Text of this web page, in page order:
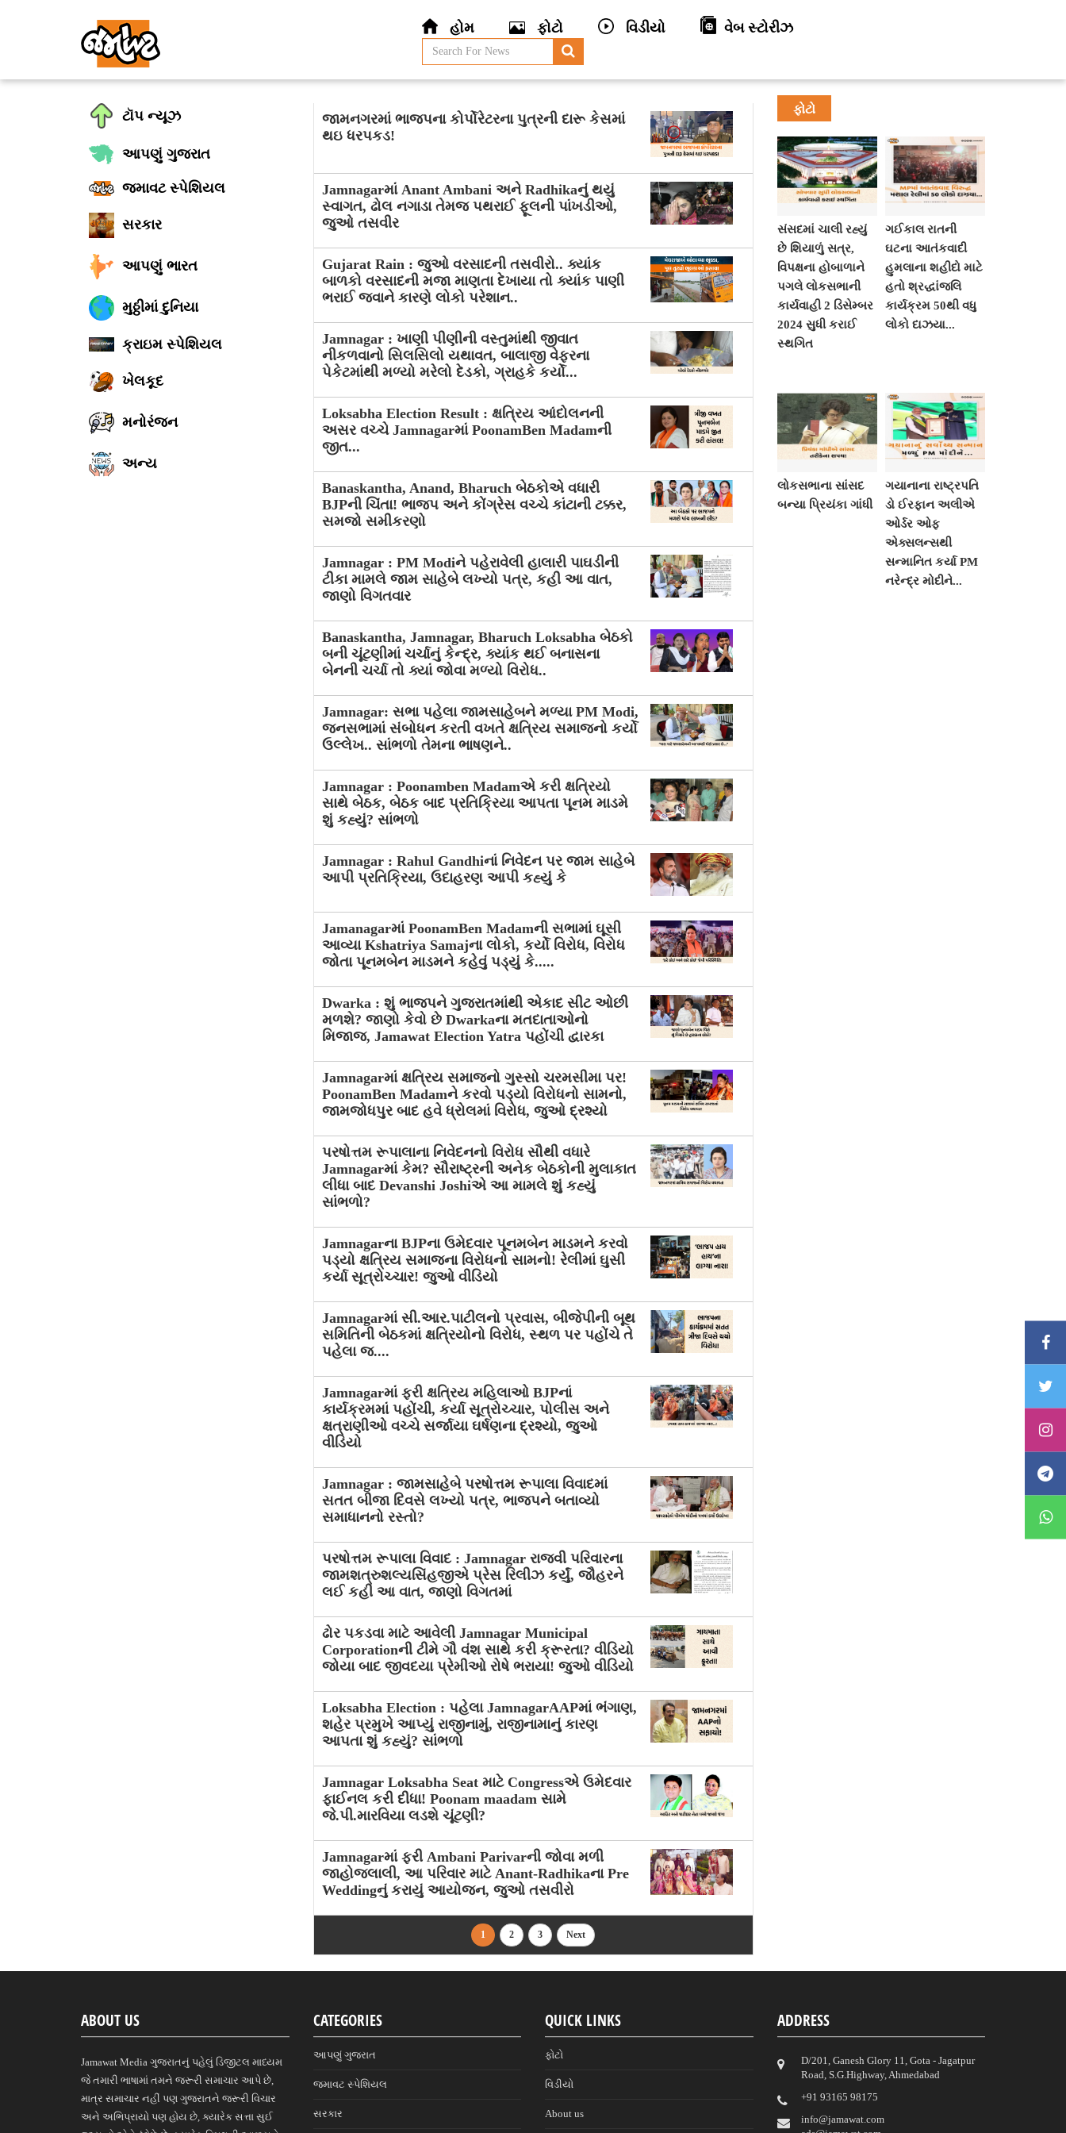
હોમ ફોટો વિડીયો વેબ સ્ટોરીઝ
ટૉપ ન્યૂઝ
આપણું ગુજરાત
જમાવટ સ્પેશિયલ
સરકાર
આપણું ભારત
મુઠ્ઠીમાં દુનિયા
ક્રાઇમ સ્પેશિયલ
ખેલકૂદ
મનોરંજન
અન્ય
જામનગરમાં ભાજપના કોર્પોરેટરના પુત્રની દારૂ કેસમાં
થઇ ધરપકડ!
Jamnagarમાં Anant Ambani અને Radhikaનું થયું
સ્વાગત, ઢોલ નગાડા તેમજ પથરાઈ ફૂલની પાંખડીઓ,
જુઓ તસવીર
Gujarat Rain : જુઓ વરસાદની તસવીરો.. ક્યાંક
બાળકો વરસાદની મજા માણતા દેખાયા તો ક્યાંક પાણી
ભરાઈ જવાને કારણે લોકો પરેશાન..
Jamnagar : ખાણી પીણીની વસ્તુમાંથી જીવાત
નીકળવાનો સિલસિલો યથાવત, બાલાજી વેફરના
પેકેટમાંથી મળ્યો મરેલો દેડકો, ગ્રાહકે કર્યો...
Loksabha Election Result : ક્ષત્રિય આંદોલનની
અસર વચ્ચે Jamnagarમાં PoonamBen Madamની
જીત...
Banaskantha, Anand, Bharuch બેઠકોએ વધારી
BJPની ચિંતા! ભાજપ અને કોંગ્રેસ વચ્ચે કાંટાની ટક્કર,
સમજો સમીકરણો
Jamnagar : PM Modiને પહેરાવેલી હાલારી પાઘડીની
ટીકા મામલે જામ સાહેબે લખ્યો પત્ર, કહી આ વાત,
જાણો વિગતવાર
Banaskantha, Jamnagar, Bharuch Loksabha બેઠકો
બની ચૂંટણીમાં ચર્ચાનું કેન્દ્ર, ક્યાંક થઈ બનાસના
બેનની ચર્ચા તો ક્યાં જોવા મળ્યો વિરોધ..
Jamnagar: સભા પહેલા જામસાહેબને મળ્યા PM Modi,
જનસભામાં સંબોધન કરતી વખતે ક્ષત્રિય સમાજનો કર્યો
ઉલ્લેખ.. સાંભળો તેમના ભાષણને..
Jamnagar : Poonamben Madamએ કરી ક્ષત્રિયો
સાથે બેઠક, બેઠક બાદ પ્રતિક્રિયા આપતા પૂનમ માડમે
શું કહ્યું? સાંભળો
Jamnagar : Rahul Gandhiનાં નિવેદન પર જામ સાહેબે
આપી પ્રતિક્રિયા, ઉદાહરણ આપી કહ્યું કે
Jamanagarમાં PoonamBen Madamની સભામાં ઘૂસી
આવ્યા Kshatriya Samajના લોકો, કર્યો વિરોધ, વિરોધ
જોતા પૂનમબેન માડમને કહેવું પડ્યું કે.....
Dwarka : શું ભાજપને ગુજરાતમાંથી એકાદ સીટ ઓછી
મળશે? જાણો કેવો છે Dwarkaના મતદાતાઓનો
મિજાજ, Jamawat Election Yatra પહોંચી દ્વારકા
Jamnagarમાં ક્ષત્રિય સમાજનો ગુસ્સો ચરમસીમા પર!
PoonamBen Madamને કરવો પડ્યો વિરોધનો સામનો,
જામજોધપુર બાદ હવે ધ્રોલમાં વિરોધ, જુઓ દ્રશ્યો
પરષોત્તમ રૂપાલાના નિવેદનનો વિરોધ સૌથી વધારે
Jamnagarમાં કેમ? સૌરાષ્ટ્રની અનેક બેઠકોની મુલાકાત
લીધા બાદ Devanshi Joshiએ આ મામલે શું કહ્યું
સાંભળો?
Jamnagarના BJPના ઉમેદવાર પૂનમબેન માડમને કરવો
પડ્યો ક્ષત્રિય સમાજના વિરોધનો સામનો! રેલીમાં ઘુસી
કર્યા સૂત્રોચ્ચાર! જુઓ વીડિયો
Jamnagarમાં સી.આર.પાટીલનો પ્રવાસ, બીજેપીની બૂથ
સમિતિની બેઠકમાં ક્ષત્રિયોનો વિરોધ, સ્થળ પર પહોંચે તે
પહેલા જ....
Jamnagarમાં ફરી ક્ષત્રિય મહિલાઓ BJPનાં
કાર્યક્રમમાં પહોંચી, કર્યા સૂત્રોચ્ચાર, પોલીસ અને
ક્ષત્રાણીઓ વચ્ચે સર્જાયા ઘર્ષણના દ્રશ્યો, જુઓ
વીડિયો
Jamnagar : જામસાહેબે પરષોત્તમ રૂપાલા વિવાદમાં
સતત બીજા દિવસે લખ્યો પત્ર, ભાજપને બતાવ્યો
સમાધાનનો રસ્તો?
પરષોત્તમ રૂપાલા વિવાદ : Jamnagar રાજવી પરિવારના
જામશત્રુશલ્યસિંહજીએ પ્રેસ રિલીઝ કર્યું, જૌહરને
લઈ કહી આ વાત, જાણો વિગતમાં
ઢોર પકડવા માટે આવેલી Jamnagar Municipal
Corporationની ટીમે ગૌ વંશ સાથે કરી ક્રૂરતા? વીડિયો
જોયા બાદ જીવદયા પ્રેમીઓ રોષે ભરાયા! જુઓ વીડિયો
Loksabha Election : પહેલા JamnagarAAPમાં ભંગાણ,
શહેર પ્રમુખે આપ્યું રાજીનામું, રાજીનામાનું કારણ
આપતા શું કહ્યું? સાંભળો
Jamnagar Loksabha Seat માટે Congressએ ઉમેદવાર
ફાઈનલ કરી દીધા! Poonam maadam સામે
જે.પી.મારવિયા લડશે ચૂંટણી?
Jamnagarમાં ફરી Ambani Parivarની જોવા મળી
જાહોજલાલી, આ પરિવાર માટે Anant-Radhikaના Pre
Weddingનું કરાયું આયોજન, જુઓ તસવીરો
1 2 3 Next
ફોટો
સંસદમાં ચાલી રહ્યું
છે શિયાળું સત્ર,
વિપક્ષના હોબાળાને
પગલે લોકસભાની
કાર્યવાહી 2 ડિસેમ્બર
2024 સુધી કરાઈ
સ્થગિત
ગઈકાલ રાતની
ઘટના આતંકવાદી
હુમલાના શહીદો માટે
હતો શ્રદ્ધાંજલિ
કાર્યક્રમ 50થી વધુ
લોકો દાઝયા...
લોકસભાના સાંસદ
બન્યા પ્રિયંકા ગાંધી
ગયાનાના રાષ્ટ્રપતિ
ડો ઈરફાન અલીએ
ઓર્ડર ઓફ
એક્સલન્સથી
સન્માનિત કર્યા PM
નરેન્દ્ર મોદીને...
ABOUT US
Jamawat Media ગુજરાતનું પહેલું ડિજીટલ માધ્યમ
જે તમારી ભાષામાં તમને જરૂરી સમાચાર આપે છે,
માત્ર સમાચાર નહીં પણ ગુજરાતને જરૂરી વિચાર
અને અભિપ્રાયો પણ હોય છે, ક્યારેક સત્તા સુઈ
CATEGORIES
આપણું ગુજરાત
જમાવટ સ્પેશિયલ
સરકાર
QUICK LINKS
ફોટો
વિડીયો
About us
ADDRESS
D/201, Ganesh Glory 11, Gota - Jagatpur
Road, S.G.Highway, Ahmedabad
‎+91 93165 98175
info@jamawat.com